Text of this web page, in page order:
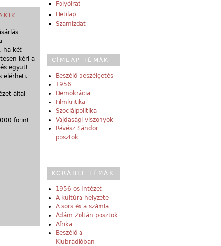
ha két
kéri a
együtt
elérheti.
által
forint
Folyóirat
Hetilap
Szamizdat
CÍMLAP TÉMÁK
Beszélő-beszélgetés
1956
Demokrácia
Filmkritika
Szociálpolitika
Vajdasági viszonyok
Révész Sándor
posztok
KORÁBBI TÉMÁK
1956-os Intézet
A kultúra helyzete
A sors és a számla
Ádám Zoltán posztok
Afrika
Beszélő a
Klubrádióban